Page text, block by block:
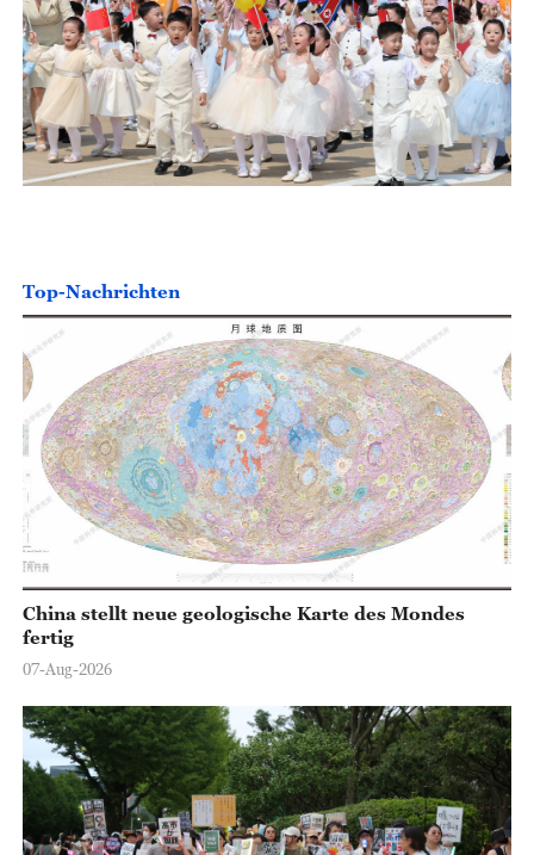
Top-Nachrichten
China stellt neue geologische Karte des Mondes
fertig
07-Aug-2026